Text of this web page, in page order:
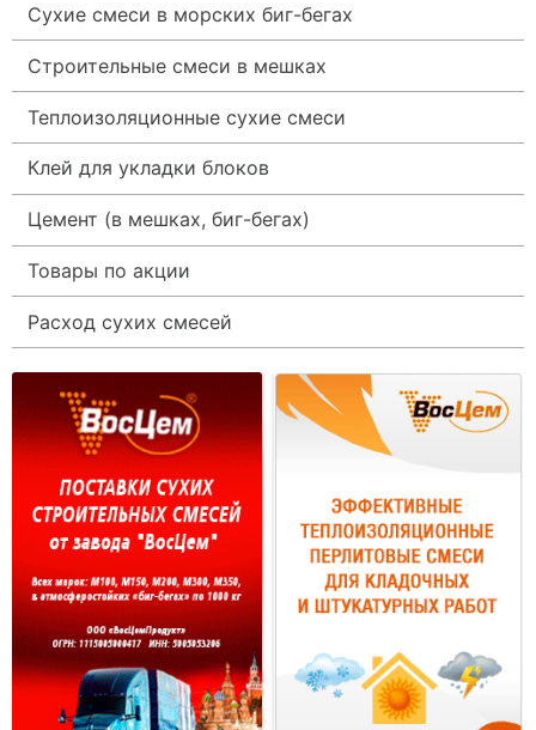
Сухие смеси в морских биг-бегах
Строительные смеси в мешках
Теплоизоляционные сухие смеси
Клей для укладки блоков
Цемент (в мешках, биг-бегах)
Товары по акции
Расход сухих смесей